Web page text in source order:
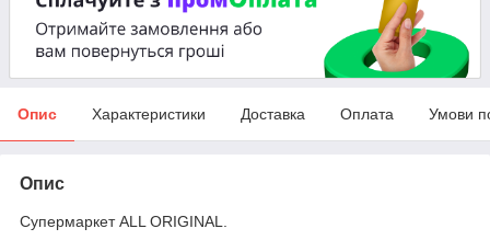
Опис Характеристики Доставка Оплата Умови
Опис
Супермаркет ALL ORIGINAL.